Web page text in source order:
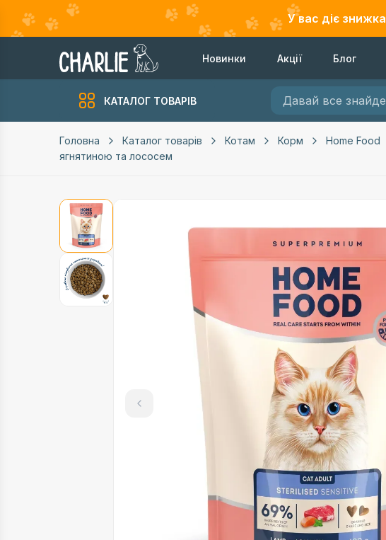
У вас діє знижка
Новинки Акції Блог
КАТАЛОГ ТОВАРІВ
Головна Каталог товарів Котам Корм Home Food
ягнятиною та лососем